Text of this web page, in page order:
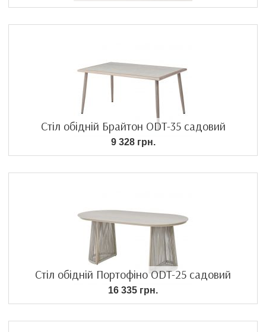
Стіл обідній Брайтон ODT-35 садовий
9 328 грн.
Стіл обідній Портофіно ODT-25 садовий
16 335 грн.